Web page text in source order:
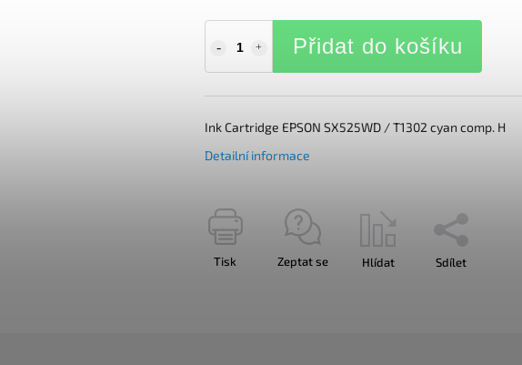
Přidat do košíku
Ink Cartridge EPSON SX525WD / T1302 cyan comp. H
Detailní informace
Tisk Zeptat se Hlídat Sdílet